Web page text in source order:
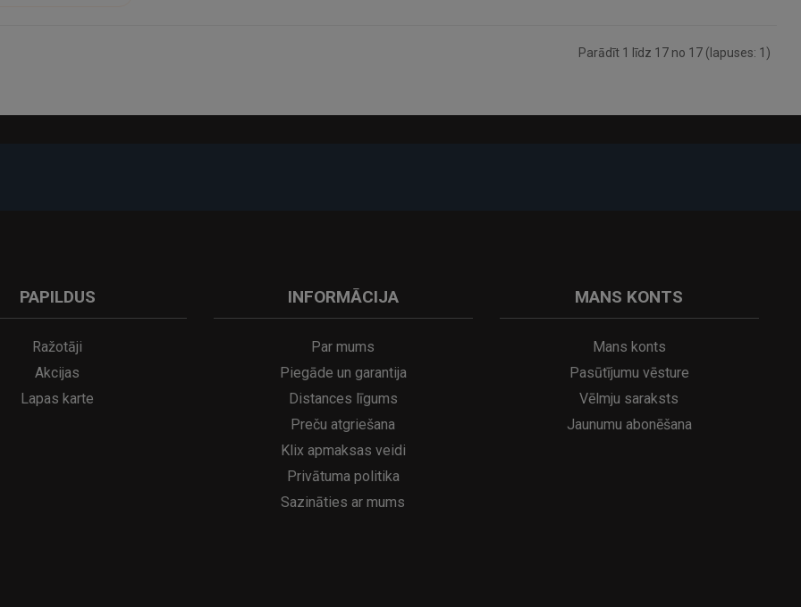
Parādīt 1 līdz 17 no 17 (lapuses: 1)
PAPILDUS
Ražotāji
Akcijas
Lapas karte
INFORMĀCIJA
Par mums
Piegāde un garantija
Distances līgums
Preču atgriešana
Klix apmaksas veidi
Privātuma politika
Sazināties ar mums
MANS KONTS
Mans konts
Pasūtījumu vēsture
Vēlmju saraksts
Jaunumu abonēšana